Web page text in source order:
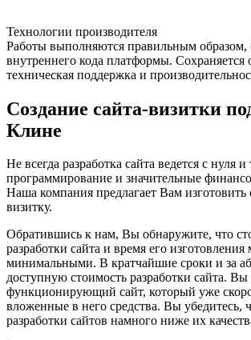
Технологии производителя
Работы выполняются правильным образом,
внутреннего кода платформы. Сохраняется
техническая поддержка и
Создание сайта-визитки
Клине
Не всегда разработка сайта ведется с нуля и
программирование и значительные
Наша компания предлагает Вам изготовить
визитку.
Обратившись к нам, Вы обнаружите, что
разработки сайта и время его изготовления
минимальными. В кратчайшие сроки и за
доступную стоимость разработки сайта. Вы
функционирующий сайт, который уже
вложенные в него средства. Вы убедитесь,
разработки сайтов намного ниже их